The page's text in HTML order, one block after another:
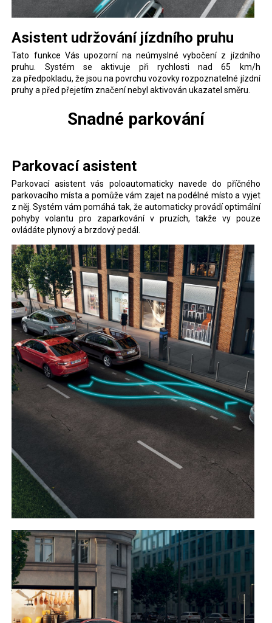
Asistent udržování jízdního pruhu
Tato funkce Vás upozorní na neúmyslné vybočení z jízdního
pruhu. Systém se aktivuje při rychlosti nad 65 km/h
za předpokladu, že jsou na povrchu vozovky rozpoznatelné jízdní
pruhy a před přejetím značení nebyl aktivován ukazatel směru.
Snadné parkování
Parkovací asistent
Parkovací asistent vás poloautomaticky navede do příčného
parkovacího místa a pomůže vám zajet na podélné místo a vyjet
z něj. Systém vám pomáhá tak, že automaticky provádí optimální
pohyby volantu pro zaparkování v pruzích, takže vy pouze
ovládáte plynový a brzdový pedál.